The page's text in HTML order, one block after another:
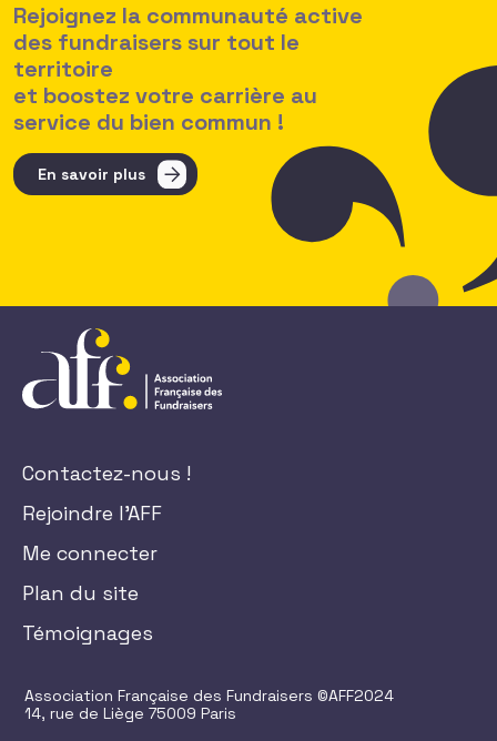
Rejoignez la communauté active
des fundraisers sur tout le
territoire
et boostez votre carrière au
service du bien commun !
En savoir plus
Contactez-nous !
Rejoindre l'AFF
Me connecter
Plan du site
Témoignages
Association Française des Fundraisers ©AFF2024
14, rue de Liège 75009 Paris